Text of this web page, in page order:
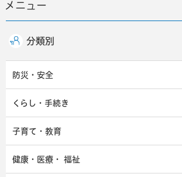
メニュー
分類別
防災・安全
くらし・手続き
子育て・教育
健康・医療・ 福祉